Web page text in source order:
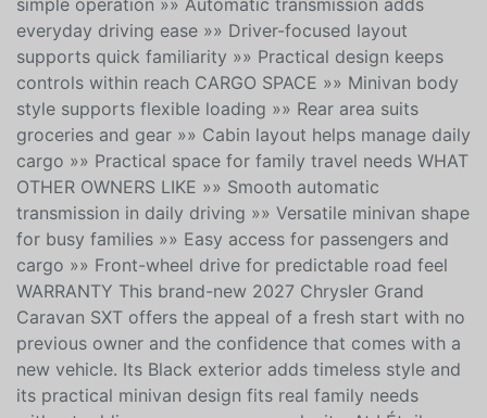
Ideal for errands commuting and trips TECHNOLOGY
AND CONNECTIVITY »» Clear driving experience with
simple operation »» Automatic transmission adds
everyday driving ease »» Driver-focused layout
supports quick familiarity »» Practical design keeps
controls within reach CARGO SPACE »» Minivan body
style supports flexible loading »» Rear area suits
groceries and gear »» Cabin layout helps manage daily
cargo »» Practical space for family travel needs WHAT
OTHER OWNERS LIKE »» Smooth automatic
transmission in daily driving »» Versatile minivan shape
for busy families »» Easy access for passengers and
cargo »» Front-wheel drive for predictable road feel
WARRANTY This brand-new 2027 Chrysler Grand
Caravan SXT offers the appeal of a fresh start with no
previous owner and the confidence that comes with a